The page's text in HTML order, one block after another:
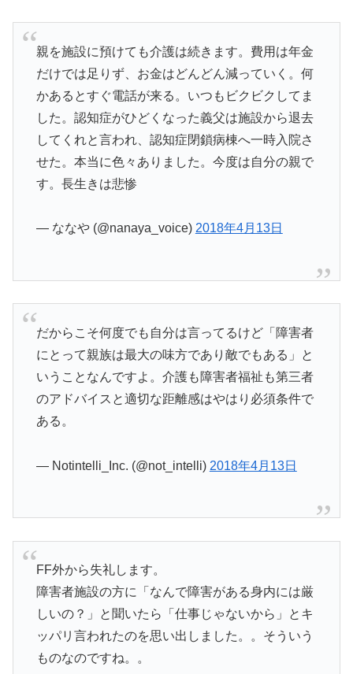
親を施設に預けても介護は続きます。費用は年金
だけでは足りず、お金はどんどん減っていく。何
かあるとすぐ電話が来る。いつもビクビクしてま
した。認知症がひどくなった義父は施設から退去
してくれと言われ、認知症閉鎖病棟へ一時入院さ
せた。本当に色々ありました。今度は自分の親で
す。長生きは悲惨
— ななや (@nanaya_voice) 2018年4月13日
だからこそ何度でも自分は言ってるけど「障害者
にとって親族は最大の味方であり敵でもある」と
いうことなんですよ。介護も障害者福祉も第三者
のアドバイスと適切な距離感はやはり必須条件で
ある。
— Notintelli_Inc. (@not_intelli) 2018年4月13日
FF外から失礼します。
障害者施設の方に「なんで障害がある身内には厳
しいの？」と聞いたら「仕事じゃないから」とキ
ッパリ言われたのを思い出しました。。そういう
ものなのですね。。